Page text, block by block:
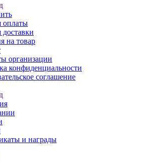
оплаты
доставки
на товар
организации
конфиденциальности
соглашение
и награды